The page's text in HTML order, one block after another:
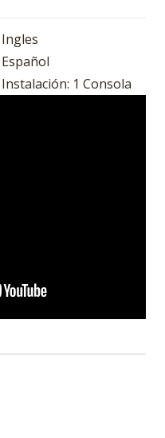
Ingles
Español
Instalación: 1 Consola